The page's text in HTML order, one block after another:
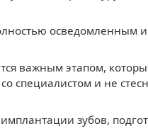
осведомленным
важным этапом,
и не
зубов,